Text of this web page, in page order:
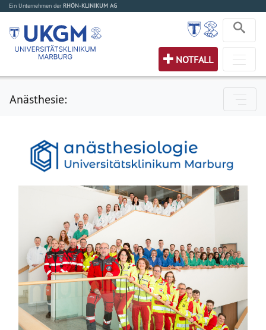
Ein Unternehmen der RHÖN-KLINIKUM AG
NOTFALL
Anästhesie: